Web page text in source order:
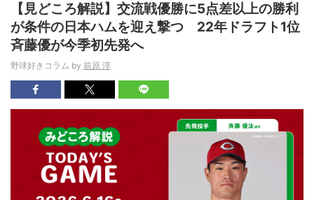
【見どころ解説】交流戦優勝に5点差以上の勝利
が条件の日本ハムを迎え撃つ 22年ドラフト1位
斉藤優が今季初先発へ
野球好きコラム by 前原 淳